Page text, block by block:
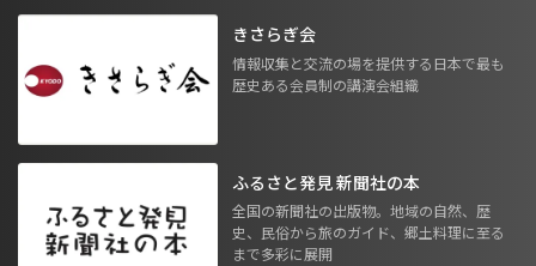
きさらぎ会
情報収集と交流の場を提供する日本で最も
歴史ある会員制の講演会組織
ふるさと発見 新聞社の本
全国の新聞社の出版物。地域の自然、歴
史、民俗から旅のガイド、郷土料理に至る
まで多彩に展開